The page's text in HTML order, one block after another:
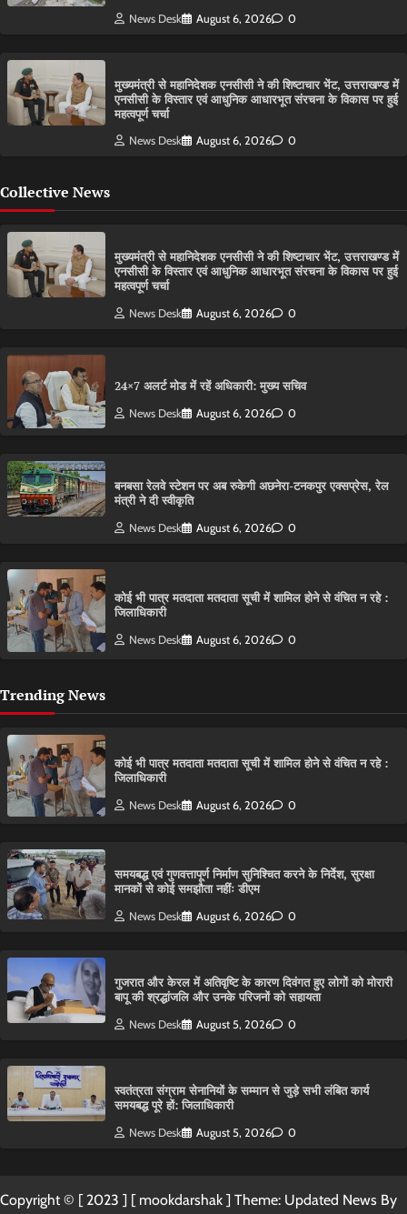
News Desk August 6, 2026 0
मुख्यमंत्री से महानिदेशक एनसीसी ने की शिष्टाचार भेंट, उत्तराखण्ड में
एनसीसी के विस्तार एवं आधुनिक आधारभूत संरचना के विकास पर हुई
महत्वपूर्ण चर्चा
News Desk August 6, 2026 0
Collective News
मुख्यमंत्री से महानिदेशक एनसीसी ने की शिष्टाचार भेंट, उत्तराखण्ड में
एनसीसी के विस्तार एवं आधुनिक आधारभूत संरचना के विकास पर हुई
महत्वपूर्ण चर्चा
News Desk August 6, 2026 0
24×7 अलर्ट मोड में रहें अधिकारी: मुख्य सचिव
News Desk August 6, 2026 0
बनबसा रेलवे स्टेशन पर अब रुकेगी अछनेरा-टनकपुर एक्सप्रेस, रेल
मंत्री ने दी स्वीकृति
News Desk August 6, 2026 0
कोई भी पात्र मतदाता मतदाता सूची में शामिल होने से वंचित न रहे :
जिलाधिकारी
News Desk August 6, 2026 0
Trending News
कोई भी पात्र मतदाता मतदाता सूची में शामिल होने से वंचित न रहे :
जिलाधिकारी
News Desk August 6, 2026 0
समयबद्ध एवं गुणवत्तापूर्ण निर्माण सुनिश्चित करने के निर्देश, सुरक्षा
मानकों से कोई समझौता नहींः डीएम
News Desk August 6, 2026 0
गुजरात और केरल में अतिवृष्टि के कारण दिवंगत हुए लोगों को मोरारी
बापू की श्रद्धांजलि और उनके परिजनों को सहायता
News Desk August 5, 2026 0
स्वतंत्रता संग्राम सेनानियों के सम्मान से जुड़े सभी लंबित कार्य
समयबद्ध पूरे हों: जिलाधिकारी
News Desk August 5, 2026 0
Copyright © [ 2023 ] [ mookdarshak ] Theme: Updated News By